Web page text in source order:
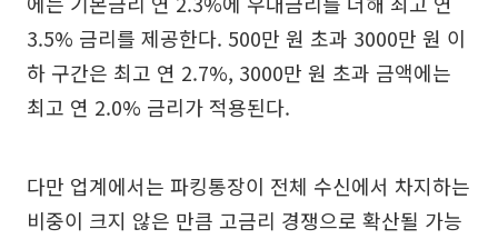
3.5% 금리를 제공한다. 500만 원 초과 3000만 원 이
하 구간은 최고 연 2.7%, 3000만 원 초과 금액에는
최고 연 2.0% 금리가 적용된다.
다만 업계에서는 파킹통장이 전체 수신에서 차지하는
비중이 크지 않은 만큼 고금리 경쟁으로 확산될 가능